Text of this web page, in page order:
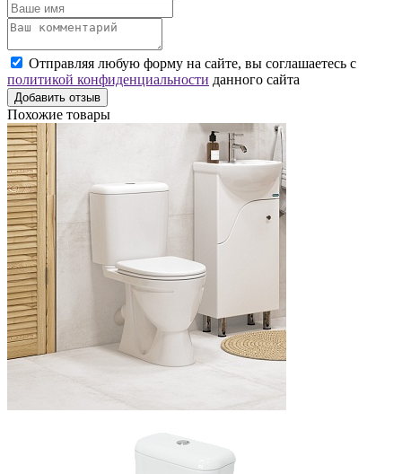
Отправляя любую форму на сайте, вы соглашаетесь с
политикой конфиденциальности данного сайта
Добавить отзыв
Похожие товары